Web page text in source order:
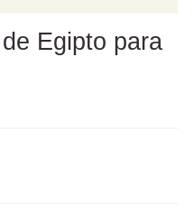
Egipto para